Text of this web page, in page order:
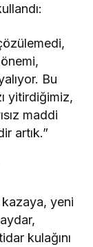
Bu
yitirdiğimiz,
maddi
artık.”
yeni
kulağını